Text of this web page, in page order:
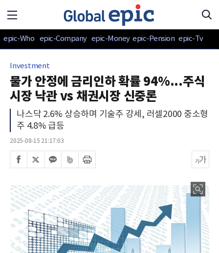
epic-Who epic-Company epic-Money epic-Pension epic-Tv
Investment
물가 안정에 금리인하 확률 94%...주식
시장 낙관 vs 채권시장 신중론
나스닥 2.6% 상승하며 기술주 강세, 러셀2000 중소형
주 4.8% 급등
2025-08-15 21:17:03